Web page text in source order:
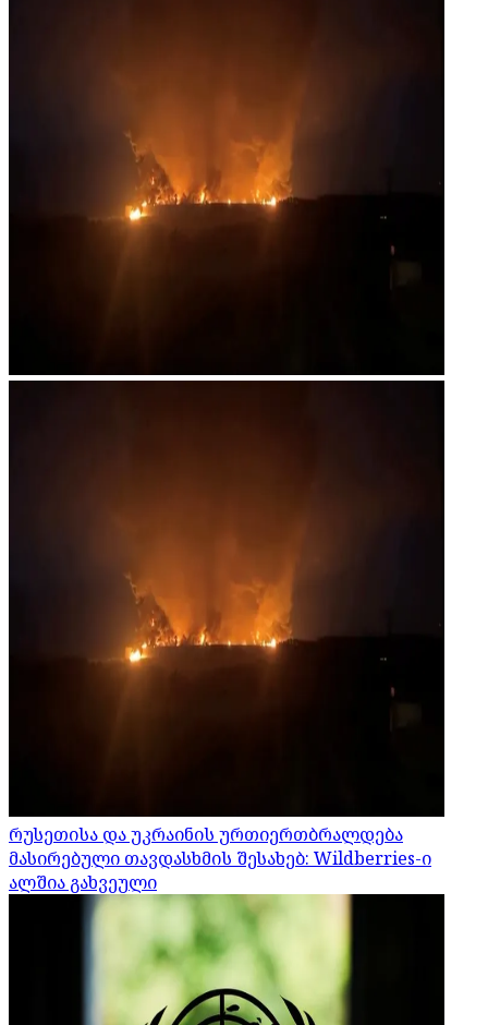
რუსეთისა და უკრაინის ურთიერთბრალდება
მასირებული თავდასხმის შესახებ: Wildberries-ი
ალშია გახვეული